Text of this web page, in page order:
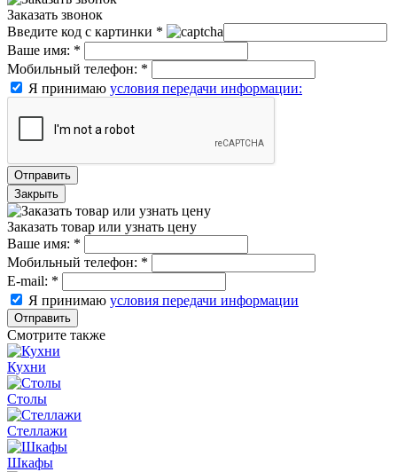
Заказать звонок
Введите код с картинки *
Ваше имя: *
Мобильный телефон: *
Я принимаю условия передачи информации:
Отправить
Закрыть
Заказать товар или узнать цену
Ваше имя: *
Мобильный телефон: *
E-mail: *
Я принимаю условия передачи информации
Отправить
Смотрите также
Кухни
Столы
Стеллажи
Шкафы